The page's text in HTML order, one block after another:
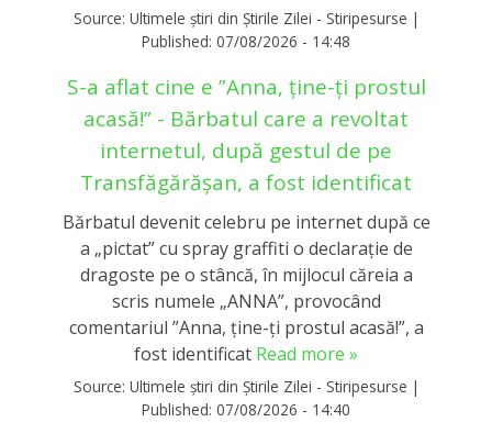
Source: Ultimele știri din Știrile Zilei - Stiripesurse |
Published: 07/08/2026 - 14:48
S-a aflat cine e ”Anna, ţine-ţi prostul
acasă!” - Bărbatul care a revoltat
internetul, după gestul de pe
Transfăgărășan, a fost identificat
Bărbatul devenit celebru pe internet după ce
a „pictat” cu spray graffiti o declaraţie de
dragoste pe o stâncă, în mijlocul căreia a
scris numele „ANNA”, provocând
comentariul ”Anna, ţine-ţi prostul acasă!”, a
fost identificat Read more »
Source: Ultimele știri din Știrile Zilei - Stiripesurse |
Published: 07/08/2026 - 14:40